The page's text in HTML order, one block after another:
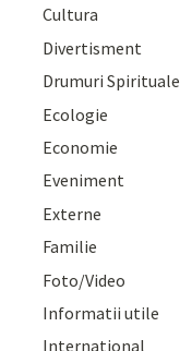
Cultura
Divertisment
Drumuri Spirituale
Ecologie
Economie
Eveniment
Externe
Familie
Foto/Video
Informatii utile
International